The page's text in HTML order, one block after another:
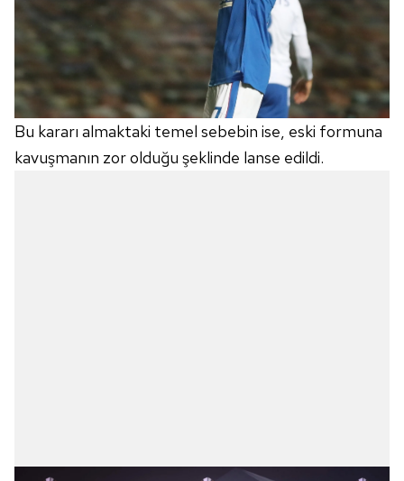
Bu kararı almaktaki temel sebebin ise, eski formuna
kavuşmanın zor olduğu şeklinde lanse edildi.